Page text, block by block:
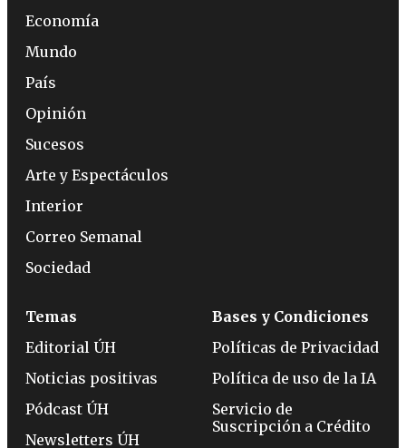
Economía
Mundo
País
Opinión
Sucesos
Arte y Espectáculos
Interior
Correo Semanal
Sociedad
Temas
Editorial ÚH
Noticias positivas
Pódcast ÚH
Newsletters ÚH
Bases y Condiciones
Políticas de Privacidad
Política de uso de la IA
Servicio de
Suscripción a Crédito